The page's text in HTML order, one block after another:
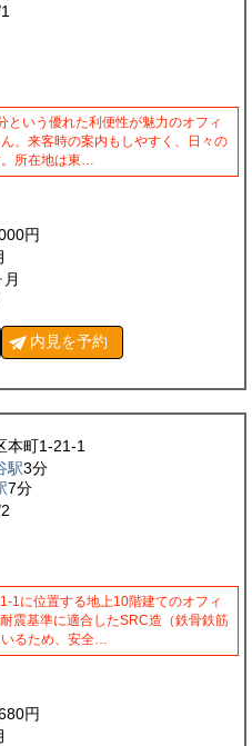
という優れた利便性が魅力のオフィ
、来客時の案内もしやすく、日々の
。所在地は東…
円
内見を予約
本町1-21-1
駅3分
7分
1に位置する地上10階建てのオフィ
震基準に適合したSRC造（鉄骨鉄筋
いるため、安全…
円